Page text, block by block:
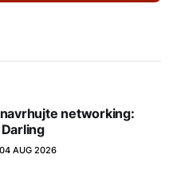
networking:
04 AUG 2026